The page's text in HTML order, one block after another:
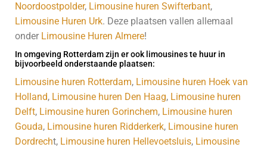
Noordoostpolder, Limousine huren Swifterbant,
Limousine Huren Urk. Deze plaatsen vallen allemaal
onder Limousine Huren Almere!
In omgeving Rotterdam zijn er ook limousines te huur in
bijvoorbeeld onderstaande plaatsen:
Limousine huren Rotterdam, Limousine huren Hoek van
Holland, Limousine huren Den Haag, Limousine huren
Delft, Limousine huren Gorinchem, Limousine huren
Gouda, Limousine huren Ridderkerk, Limousine huren
Dordrecht, Limousine huren Hellevoetsluis, Limousine